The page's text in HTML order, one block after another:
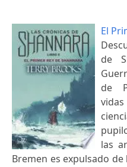
El
de
de
las
Bremen es expulsado